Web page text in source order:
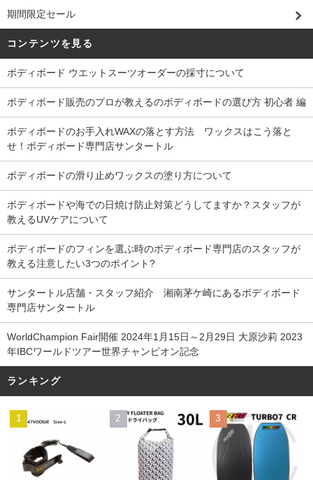
期間限定セール
コンテンツを見る
ボディボード ウエットスーツオーダーの採寸について
ボディボード販売のプロが教えるのボディボードの選び方 初心者 編
ボディボードのお手入れWAXの落とす方法 ワックスはこう落と
せ！ボディボード専門店サンタートル
ボディボードの滑り止めワックスの塗り方について
ボディボードや海での日焼け防止対策どうしてますか？スタッフが
教えるUVケアについて
ボディボードのフィンを選ぶ時のボディボード専門店のスタッフが
教える注意したい3つのポイント?
サンタートル店舗・スタッフ紹介 湘南茅ケ崎にあるボディボード
専門店サンタートル
WorldChampion Fair開催 2024年1月15日～2月29日 大原沙莉 2023
年IBCワールドツアー世界チャンピオン記念
ランキング
1 2 3